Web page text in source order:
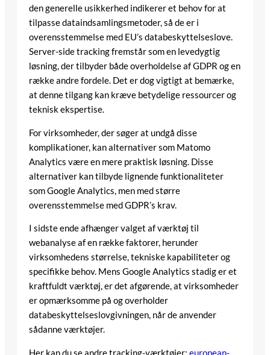
den generelle usikkerhed indikerer et behov for at
tilpasse dataindsamlingsmetoder, så de er i
overensstemmelse med EU’s databeskyttelseslove.
Server-side tracking fremstår som en levedygtig
løsning, der tilbyder både overholdelse af GDPR og en
række andre fordele. Det er dog vigtigt at bemærke,
at denne tilgang kan kræve betydelige ressourcer og
teknisk ekspertise.
For virksomheder, der søger at undgå disse
komplikationer, kan alternativer som Matomo
Analytics være en mere praktisk løsning. Disse
alternativer kan tilbyde lignende funktionaliteter
som Google Analytics, men med større
overensstemmelse med GDPR’s krav.
I sidste ende afhænger valget af værktøj til
webanalyse af en række faktorer, herunder
virksomhedens størrelse, tekniske kapabiliteter og
specifikke behov. Mens Google Analytics stadig er et
kraftfuldt værktøj, er det afgørende, at virksomheder
er opmærksomme på og overholder
databeskyttelseslovgivningen, når de anvender
sådanne værktøjer.
Her kan du se andre tracking-værktøjer: european-